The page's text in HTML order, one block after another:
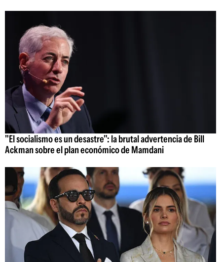
"El socialismo es un desastre": la brutal advertencia de Bill
Ackman sobre el plan económico de Mamdani